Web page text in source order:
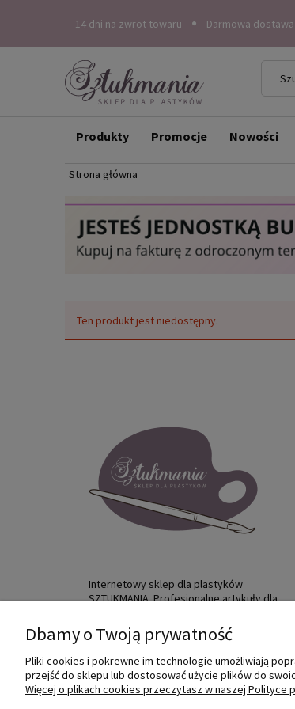
14 dni na zwrot towaru Darmowa dostawa
Produkty Promocje Nowości
Strona główna
Ten produkt jest niedostępny.
Internetowy sklep dla plastyków
SZTUKMANIA. Profesjonalne artykuły dla
© 2022 Sztukmania
Dbamy o Twoją prywatność
Pliki cookies i pokrewne im technologie umożliwiają
przejść do sklepu lub dostosować użycie plików do
Więcej o plikach cookies przeczytasz w naszej Polityce